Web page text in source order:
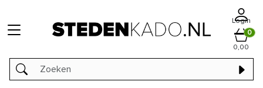
Login
0
0,00